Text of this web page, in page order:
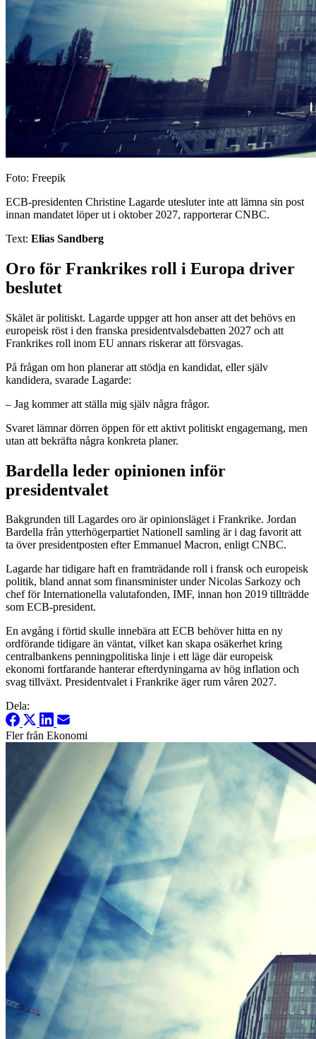
Foto: Freepik
ECB-presidenten Christine Lagarde utesluter inte att lämna sin post
innan mandatet löper ut i oktober 2027, rapporterar CNBC.
Text: Elias Sandberg
Oro för Frankrikes roll i Europa driver
beslutet
Skälet är politiskt. Lagarde uppger att hon anser att det behövs en
europeisk röst i den franska presidentvalsdebatten 2027 och att
Frankrikes roll inom EU annars riskerar att försvagas.
På frågan om hon planerar att stödja en kandidat, eller själv
kandidera, svarade Lagarde:
– Jag kommer att ställa mig själv några frågor.
Svaret lämnar dörren öppen för ett aktivt politiskt engagemang, men
utan att bekräfta några konkreta planer.
Bardella leder opinionen inför
presidentvalet
Bakgrunden till Lagardes oro är opinionsläget i Frankrike. Jordan
Bardella från ytterhögerpartiet Nationell samling är i dag favorit att
ta över presidentposten efter Emmanuel Macron, enligt CNBC.
Lagarde har tidigare haft en framträdande roll i fransk och europeisk
politik, bland annat som finansminister under Nicolas Sarkozy och
chef för Internationella valutafonden, IMF, innan hon 2019 tillträdde
som ECB-president.
En avgång i förtid skulle innebära att ECB behöver hitta en ny
ordförande tidigare än väntat, vilket kan skapa osäkerhet kring
centralbankens penningpolitiska linje i ett läge där europeisk
ekonomi fortfarande hanterar efterdyningarna av hög inflation och
svag tillväxt. Presidentvalet i Frankrike äger rum våren 2027.
Dela:
Fler från Ekonomi